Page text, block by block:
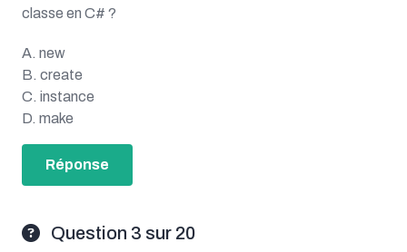
classe en C# ?
A. new
B. create
C. instance
D. make
Réponse
Question 3 sur 20